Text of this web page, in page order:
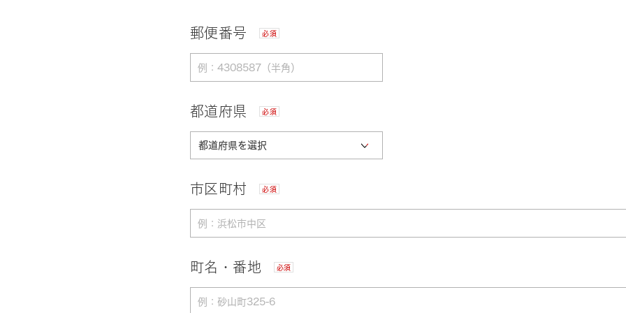
郵便番号 必須
都道府県 必須
市区町村 必須
町名・番地 必須